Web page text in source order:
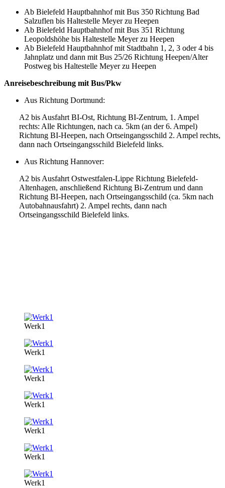
Ab Bielefeld Hauptbahnhof mit Bus 350 Richtung Bad
Salzuflen bis Haltestelle Meyer zu Heepen
Ab Bielefeld Hauptbahnhof mit Bus 351 Richtung
Leopoldshöhe bis Haltestelle Meyer zu Heepen
Ab Bielefeld Hauptbahnhof mit Stadtbahn 1, 2, 3 oder 4 bis
Jahnplatz und dann mit Bus 25/26 Richtung Heepen/Alter
Postweg bis Haltestelle Meyer zu Heepen
Anreisebeschreibung mit Bus/Pkw
Aus Richtung Dortmund:
A2 bis Ausfahrt BI-Ost, Richtung BI-Zentrum, 1. Ampel
rechts: Alle Richtungen, nach ca. 5km (an der 6. Ampel)
Richtung BI-Heepen, nach Ortseingangsschild 2. Ampel rechts,
dann nach Ortseingangsschild Bielefeld links.
Aus Richtung Hannover:
A2 bis Ausfahrt Ostwestfalen-Lippe Richtung Bielefeld-
Altenhagen, anschließend Richtung Bi-Zentrum und dann
Richtung BI-Heepen, nach Ortseingangsschild (ca. 5km nach
Autobahnausfahrt) 2. Ampel rechts, dann nach
Ortseingangsschild Bielefeld links.
Werk1
Werk1
Werk1
Werk1
Werk1
Werk1
Werk1